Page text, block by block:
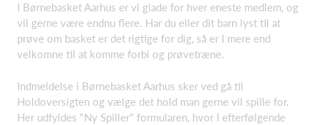
I Børnebasket Aarhus er vi glade for hver eneste medlem, og
vil gerne være endnu flere. Har du eller dit barn lyst til at
prøve om basket er det rigtige for dig, så er I mere end
velkomne til at komme forbi og prøvetræne.
Indmeldelse i Børnebasket Aarhus sker ved gå til
Holdoversigten og vælge det hold man gerne vil spille for.
Her udfyldes "Ny Spiller" formularen, hvor I efterfølgende